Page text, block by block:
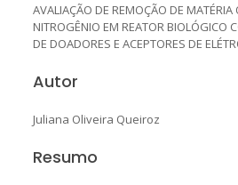
AVALIAÇÃO DE REMOÇÃO DE MATÉRIA
NITROGÊNIO EM REATOR BIOLÓGICO
DE DOADORES E ACEPTORES DE
Autor
Juliana Oliveira Queiroz
Resumo